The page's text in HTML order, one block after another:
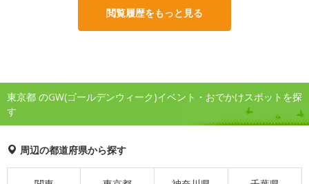
閲覧履歴をもっと見る
東京都 のGW(ゴールデンウィーク)イベント・おでかけスポットを探
す
周辺の都道府県から探す